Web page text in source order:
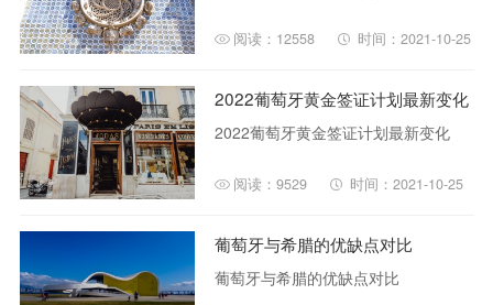
阅读：12558 时间：2021-10-25
2022葡萄牙黄金签证计划最新变化
2022葡萄牙黄金签证计划最新变化
阅读：9529 时间：2021-10-25
葡萄牙与希腊的优缺点对比
葡萄牙与希腊的优缺点对比